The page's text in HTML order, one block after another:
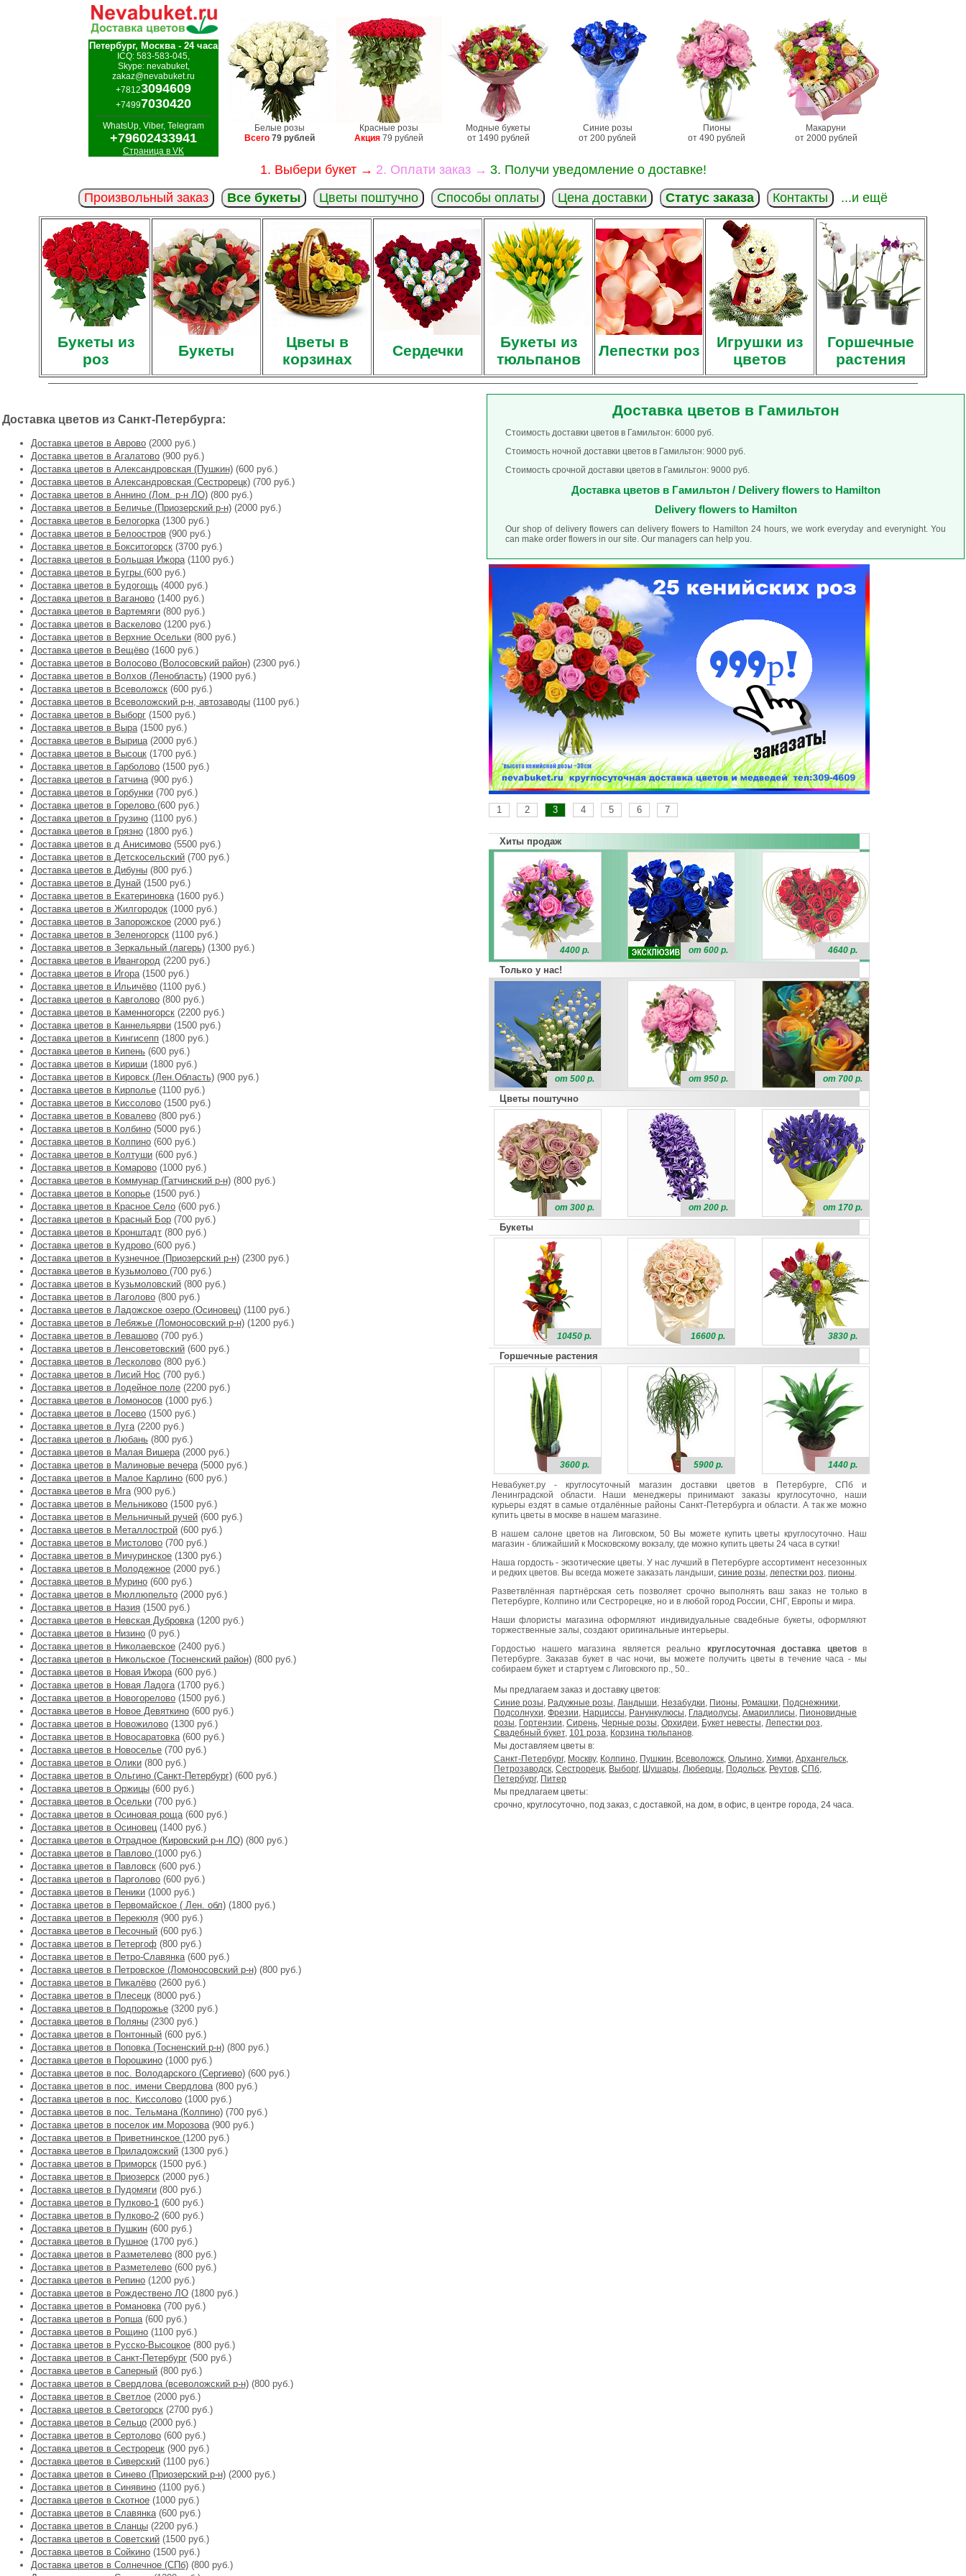
Петербург, Москва - 24 часа
ICQ: 583-583-045,
Skype: nevabuket,
zakaz@nevabuket.ru
+78123094609
+74997030420
WhatsUp, Viber, Telegram
+79602433941
Страница в VK
Белые розы
Всего 79 рублей
Красные розы
Акция 79 рублей
Модные букеты
от 1490 рублей
Синие розы
от 200 рублей
Пионы
от 490 рублей
Макаруни
от 2000 рублей
1. Выбери букет → 2. Оплати заказ → 3. Получи уведомление о доставке!
Произвольный заказ
Все букеты Цветы поштучно Способы оплаты Цена доставки Статус заказа Контакты ...и ещё
Букеты из
роз
Букеты
Цветы в
корзинах
Сердечки
Букеты из
тюльпанов
Лепестки роз
Игрушки из
цветов
Горшечные
растения
Доставка цветов из Санкт-Петербурга:
Доставка цветов в Аврово (2000 руб.)
Доставка цветов в Агалатово (900 руб.)
Доставка цветов в Александровская (Пушкин) (600 руб.)
Доставка цветов в Александровская (Сестрорецк) (700 руб.)
Доставка цветов в Аннино (Лом. р-н ЛО) (800 руб.)
Доставка цветов в Беличье (Приозерский р-н) (2000 руб.)
Доставка цветов в Белогорка(1300 руб.)
Доставка цветов в Белоостров (900 руб.)
Доставка цветов в Бокситогорск (3700 руб.)
Доставка цветов в Большая Ижора(1100 руб.)
Доставка цветов в Бугры (600 руб.)
Доставка цветов в Будогощь (4000 руб.)
Доставка цветов в Ваганово (1400 руб.)
Доставка цветов в Вартемяги (800 руб.)
Доставка цветов в Васкелово (1200 руб.)
Доставка цветов в Верхние Осельки (800 руб.)
Доставка цветов в Вещёво (1600 руб.)
Доставка цветов в Волосово (Волосовский район) (2300 руб.)
Доставка цветов в Волхов (Ленобласть) (1900 руб.)
Доставка цветов в Всеволожск (600 руб.)
Доставка цветов в Всеволожский р-н, автозаводы (1100 руб.)
Доставка цветов в Выборг (1500 руб.)
Доставка цветов в Выра(1500 руб.)
Доставка цветов в Вырица(2000 руб.)
Доставка цветов в Высоцк (1700 руб.)
Доставка цветов в Гарболово (1500 руб.)
Доставка цветов в Гатчина(900 руб.)
Доставка цветов в Горбунки (700 руб.)
Доставка цветов в Горелово (600 руб.)
Доставка цветов в Грузино (1100 руб.)
Доставка цветов в Грязно (1800 руб.)
Доставка цветов в д Анисимово (5500 руб.)
Доставка цветов в Детскосельский (700 руб.)
Доставка цветов в Дибуны (800 руб.)
Доставка цветов в Дунай (1500 руб.)
Доставка цветов в Екатериновка(1600 руб.)
Доставка цветов в Жилгородок (1000 руб.)
Доставка цветов в Запорожское (2000 руб.)
Доставка цветов в Зеленогорск (1100 руб.)
Доставка цветов в Зеркальный (лагерь) (1300 руб.)
Доставка цветов в Ивангород (2200 руб.)
Доставка цветов в Игора(1500 руб.)
Доставка цветов в Ильичёво (1100 руб.)
Доставка цветов в Кавголово (800 руб.)
Доставка цветов в Каменногорск (2200 руб.)
Доставка цветов в Каннельярви (1500 руб.)
Доставка цветов в Кингисепп (1800 руб.)
Доставка цветов в Кипень (600 руб.)
Доставка цветов в Кириши (1800 руб.)
Доставка цветов в Кировск (Лен.Область) (900 руб.)
Доставка цветов в Кирполье (1100 руб.)
Доставка цветов в Киссолово (1500 руб.)
Доставка цветов в Ковалево (800 руб.)
Доставка цветов в Колбино (5000 руб.)
Доставка цветов в Колпино (600 руб.)
Доставка цветов в Колтуши (600 руб.)
Доставка цветов в Комарово (1000 руб.)
Доставка цветов в Коммунар (Гатчинский р-н) (800 руб.)
Доставка цветов в Копорье (1500 руб.)
Доставка цветов в Красное Село (600 руб.)
Доставка цветов в Красный Бор (700 руб.)
Доставка цветов в Кронштадт (800 руб.)
Доставка цветов в Кудрово (600 руб.)
Доставка цветов в Кузнечное (Приозерский р-н) (2300 руб.)
Доставка цветов в Кузьмолово (700 руб.)
Доставка цветов в Кузьмоловский (800 руб.)
Доставка цветов в Лаголово (800 руб.)
Доставка цветов в Ладожское озеро (Осиновец) (1100 руб.)
Доставка цветов в Лебяжье (Ломоносовский р-н) (1200 руб.)
Доставка цветов в Левашово (700 руб.)
Доставка цветов в Ленсоветовский (600 руб.)
Доставка цветов в Лесколово (800 руб.)
Доставка цветов в Лисий Нос (700 руб.)
Доставка цветов в Лодейное поле (2200 руб.)
Доставка цветов в Ломоносов (1000 руб.)
Доставка цветов в Лосево (1500 руб.)
Доставка цветов в Луга(2200 руб.)
Доставка цветов в Любань (800 руб.)
Доставка цветов в Малая Вишера(2000 руб.)
Доставка цветов в Малиновые вечера(5000 руб.)
Доставка цветов в Малое Карлино (600 руб.)
Доставка цветов в Мга(900 руб.)
Доставка цветов в Мельниково (1500 руб.)
Доставка цветов в Мельничный ручей (600 руб.)
Доставка цветов в Металлострой (600 руб.)
Доставка цветов в Мистолово (700 руб.)
Доставка цветов в Мичуринское (1300 руб.)
Доставка цветов в Молодежное (2000 руб.)
Доставка цветов в Мурино (600 руб.)
Доставка цветов в Мюллюпельто (2000 руб.)
Доставка цветов в Назия (1500 руб.)
Доставка цветов в Невская Дубровка(1200 руб.)
Доставка цветов в Низино (0 руб.)
Доставка цветов в Николаевское (2400 руб.)
Доставка цветов в Никольское (Тосненский район) (800 руб.)
Доставка цветов в Новая Ижора(600 руб.)
Доставка цветов в Новая Ладога(1700 руб.)
Доставка цветов в Новогорелово (1500 руб.)
Доставка цветов в Новое Девяткино (600 руб.)
Доставка цветов в Новожилово (1300 руб.)
Доставка цветов в Новосаратовка(600 руб.)
Доставка цветов в Новоселье (700 руб.)
Доставка цветов в Олики (800 руб.)
Доставка цветов в Ольгино (Санкт-Петербург) (600 руб.)
Доставка цветов в Оржицы (600 руб.)
Доставка цветов в Осельки (700 руб.)
Доставка цветов в Осиновая роща(600 руб.)
Доставка цветов в Осиновец (1400 руб.)
Доставка цветов в Отрадное (Кировский р-н ЛО) (800 руб.)
Доставка цветов в Павлово (1000 руб.)
Доставка цветов в Павловск (600 руб.)
Доставка цветов в Парголово (600 руб.)
Доставка цветов в Пеники (1000 руб.)
Доставка цветов в Первомайское ( Лен. обл) (1800 руб.)
Доставка цветов в Перекюля (900 руб.)
Доставка цветов в Песочный (600 руб.)
Доставка цветов в Петергоф (800 руб.)
Доставка цветов в Петро-Славянка(600 руб.)
Доставка цветов в Петровское (Ломоносовский р-н) (800 руб.)
Доставка цветов в Пикалёво (2600 руб.)
Доставка цветов в Плесецк (8000 руб.)
Доставка цветов в Подпорожье (3200 руб.)
Доставка цветов в Поляны (2300 руб.)
Доставка цветов в Понтонный (600 руб.)
Доставка цветов в Поповка (Тосненский р-н) (800 руб.)
Доставка цветов в Порошкино (1000 руб.)
Доставка цветов в пос. Володарского (Сергиево) (600 руб.)
Доставка цветов в пос. имени Свердлова(800 руб.)
Доставка цветов в пос. Киссолово (1000 руб.)
Доставка цветов в пос. Тельмана (Колпино) (700 руб.)
Доставка цветов в поселок им.Морозова(900 руб.)
Доставка цветов в Приветнинское (1200 руб.)
Доставка цветов в Приладожский (1300 руб.)
Доставка цветов в Приморск (1500 руб.)
Доставка цветов в Приозерск (2000 руб.)
Доставка цветов в Пудомяги (800 руб.)
Доставка цветов в Пулково-1 (600 руб.)
Доставка цветов в Пулково-2 (600 руб.)
Доставка цветов в Пушкин (600 руб.)
Доставка цветов в Пушное (1700 руб.)
Доставка цветов в Разметелево (800 руб.)
Доставка цветов в Разметелево (600 руб.)
Доставка цветов в Репино (1200 руб.)
Доставка цветов в Рождествено ЛО (1800 руб.)
Доставка цветов в Романовка(700 руб.)
Доставка цветов в Ропша(600 руб.)
Доставка цветов в Рощино (1100 руб.)
Доставка цветов в Русско-Высоцкое (800 руб.)
Доставка цветов в Санкт-Петербург (500 руб.)
Доставка цветов в Саперный (800 руб.)
Доставка цветов в Свердлова (всеволожский р-н) (800 руб.)
Доставка цветов в Светлое (2000 руб.)
Доставка цветов в Светогорск (2700 руб.)
Доставка цветов в Сельцо (2000 руб.)
Доставка цветов в Сертолово (600 руб.)
Доставка цветов в Сестрорецк (900 руб.)
Доставка цветов в Сиверский (1100 руб.)
Доставка цветов в Синево (Приозерский р-н) (2000 руб.)
Доставка цветов в Синявино (1100 руб.)
Доставка цветов в Скотное (1000 руб.)
Доставка цветов в Славянка(600 руб.)
Доставка цветов в Сланцы (2200 руб.)
Доставка цветов в Советский (1500 руб.)
Доставка цветов в Сойкино (1500 руб.)
Доставка цветов в Солнечное (СПб) (800 руб.)
Доставка цветов в Гамильтон
Стоимость доставки цветов в Гамильтон: 6000 руб.
Стоимость ночной доставки цветов в Гамильтон: 9000 руб.
Стоимость срочной доставки цветов в Гамильтон: 9000 руб.
Доставка цветов в Гамильтон / Delivery flowers to Hamilton
Delivery flowers to Hamilton
Our shop of delivery flowers can delivery flowers to Hamilton 24 hours, we work everyday and everynight. You
can make order flowers in our site. Our managers can help you.
1 2 3 4 5 6 7
Хиты продаж
4400 р. от 600 р. 4640 р.
Только у нас!
от 500 р. от 950 р. от 700 р.
Цветы поштучно
от 300 р. от 200 р. от 170 р.
Букеты
10450 р. 16600 р. 3830 р.
Горшечные растения
3600 р. 5900 р.
1440 р.
Невабукет.ру - круглосуточный магазин доставки цветов в Петербурге, СПб и
Ленинградской области. Наши менеджеры принимают заказы круглосуточно, наши
курьеры ездят в самые отдалённые районы Санкт-Петербурга и области. А так же можно
купить цветы в москве в нашем магазине.
В нашем салоне цветов на Лиговском, 50 Вы можете купить цветы круглосуточно. Наш
магазин - ближайший к Московскому вокзалу, где можно купить цветы 24 часа в сутки!
Наша гордость - экзотические цветы. У нас лучший в Петербурге ассортимент несезонных
и редких цветов. Вы всегда можете заказать ландыши, синие розы, лепестки роз, пионы.
Разветвлённая партнёрская сеть позволяет срочно выполнять ваш заказ не только в
Петербурге, Колпино или Сестрорецке, но и в любой город России, СНГ, Европы и мира.
Наши флористы магазина оформляют индивидуальные свадебные букеты, оформляют
торжественные залы, создают оригинальные интерьеры.
Гордостью нашего магазина является реально круглосуточная доставка цветовв
Петербурге. Заказав букет в час ночи, вы можете получить цветы в течение часа - мы
собираем букет и стартуем с Лиговского пр., 50..
Мы предлагаем заказ и доставку цветов:
Синие розы, Радужные розы, Ландыши, Незабудки, Пионы, Ромашки, Подснежники,
Подсолнухи, Фрезии, Нарциссы, Ранункулюсы, Гладиолусы, Амариллисы, Пионовидные
розы, Гортензии, Сирень, Черные розы, Орхидеи, Букет невесты, Лепестки роз,
Свадебный букет, 101 роза, Корзина тюльпанов.
Мы доставляем цветы в:
Санкт-Петербург, Москву, Колпино, Пушкин, Всеволожск, Ольгино, Химки, Архангельск,
Петрозаводск, Сестрорецк, Выборг, Шушары, Люберцы, Подольск, Реутов, СПб,
Петербург, Питер
Мы предлагаем цветы:
срочно, круглосуточно, под заказ, с доставкой, на дом, в офис, в центре города, 24 часа.